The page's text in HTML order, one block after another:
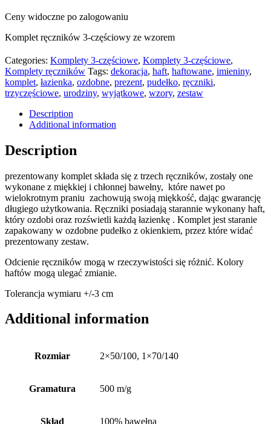
Ceny widoczne po zalogowaniu
Komplet ręczników 3-częściowy ze wzorem
Categories: Komplety 3-częściowe, Komplety 3-częściowe,
Komplety ręczników Tags: dekoracja, haft, haftowane, imieniny,
komplet, łazienka, ozdobne, prezent, pudełko, ręczniki,
trzyczęściowe, urodziny, wyjątkowe, wzory, zestaw
Description
Additional information
Description
prezentowany komplet składa się z trzech ręczników, zostały one
wykonane z miękkiej i chłonnej bawełny, które nawet po
wielokrotnym praniu zachowują swoją miękkość, dając gwarancję
długiego użytkowania. Ręczniki posiadają starannie wykonany haft,
który ozdobi oraz rozświetli każdą łazienkę . Komplet jest staranie
zapakowany w ozdobne pudełko z okienkiem, przez które widać
prezentowany zestaw.
Odcienie ręczników mogą w rzeczywistości się różnić. Kolory
haftów mogą ulegać zmianie.
Tolerancja wymiaru +/-3 cm
Additional information
Rozmiar 2×50/100, 1×70/140
Gramatura 500 m/g
Skład 100% bawełna